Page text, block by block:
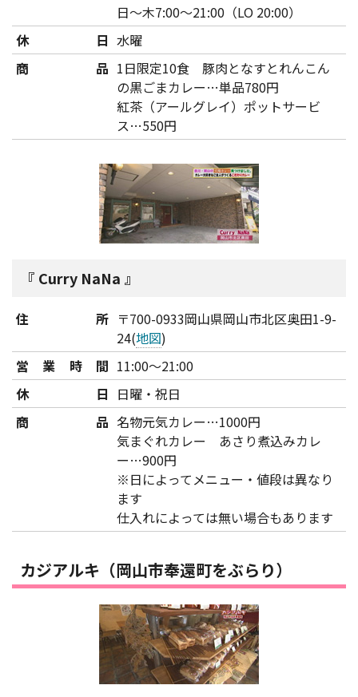
日～木7:00～21:00（LO 20:00）
休日 水曜
商品 1日限定10食 豚肉となすとれんこん
の黒ごまカレー…単品780円
紅茶（アールグレイ）ポットサービ
ス…550円
Curry NaNa
住所 〒700-0933岡山県岡山市北区奥田1-9-
24(地図)
営業時間 11:00～21:00
休日 日曜・祝日
商品 名物元気カレー…1000円
気まぐれカレー あさり煮込みカレ
ー…900円
※日によってメニュー・値段は異なり
ます
仕入れによっては無い場合もあります
カジアルキ（岡山市奉還町をぶらり）